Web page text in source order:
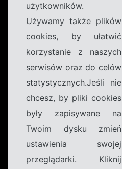
użytkowników.
Używamy także plików
cookies, by ułatwić
korzystanie z naszych
serwisów oraz do celów
statystycznych.Jeśli nie
chcesz, by pliki cookies
były zapisywane na
Twoim dysku zmień
ustawienia swojej
przeglądarki. Kliknij